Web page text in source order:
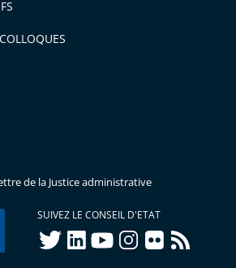
de la Justice administrative
SUIVEZ LE CONSEIL D'ETAT
twitterlinkedInyoutubeinstagram
flickr rss